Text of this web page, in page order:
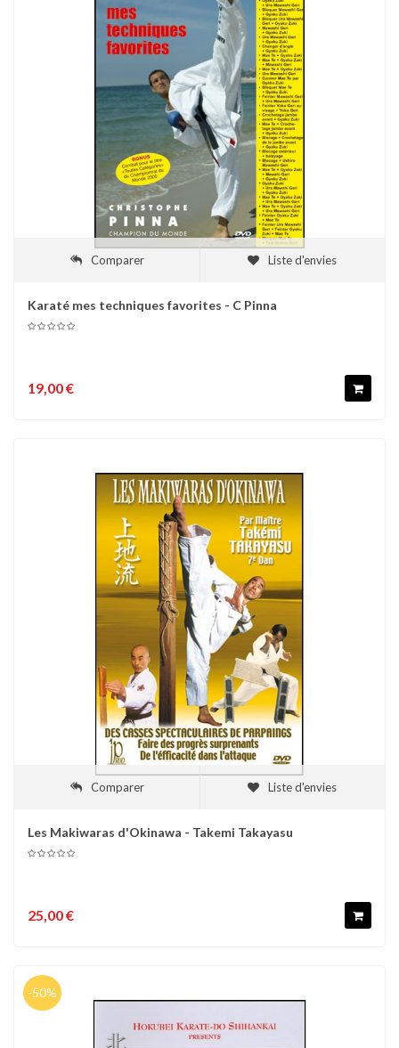
Comparer Liste d'envies
Karaté mes techniques favorites - C Pinna
19,00 €
Comparer Liste d'envies
Les Makiwaras d'Okinawa - Takemi Takayasu
25,00 €
-50%